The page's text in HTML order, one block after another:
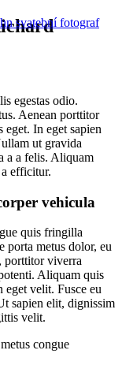
egestas odio.
Aenean porttitor
In eget sapien
ut gravida
a a felis. Aliquam
efficitur.
vehicula
quis fringilla
porta metus dolor, eu
porttitor viverra
Aliquam quis
eget velit. Fusce eu
sapien elit, dignissim
velit.
congue